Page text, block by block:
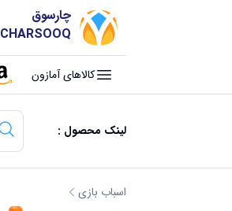
چارسوق
CHARSOOQ
کالاهای آمازون
لینک محصول :
اسباب بازی